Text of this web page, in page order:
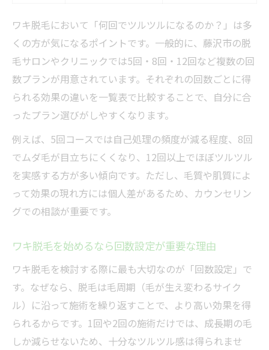
ワキ脱毛において「何回でツルツルになるのか？」は多
くの方が気になるポイントです。一般的に、藤沢市の脱
毛サロンやクリニックでは5回・8回・12回など複数の回
数プランが用意されています。それぞれの回数ごとに得
られる効果の違いを一覧表で比較することで、自分に合
ったプラン選びがしやすくなります。
例えば、5回コースでは自己処理の頻度が減る程度、8回
でムダ毛が目立ちにくくなり、12回以上でほぼツルツル
を実感する方が多い傾向です。ただし、毛質や肌質によ
って効果の現れ方には個人差があるため、カウンセリン
グでの相談が重要です。
ワキ脱毛を始めるなら回数設定が重要な理由
ワキ脱毛を検討する際に最も大切なのが「回数設定」で
す。なぜなら、脱毛は毛周期（毛が生え変わるサイク
ル）に沿って施術を繰り返すことで、より高い効果を得
られるからです。1回や2回の施術だけでは、成長期の毛
しか減らせないため、十分なツルツル感は得られませ